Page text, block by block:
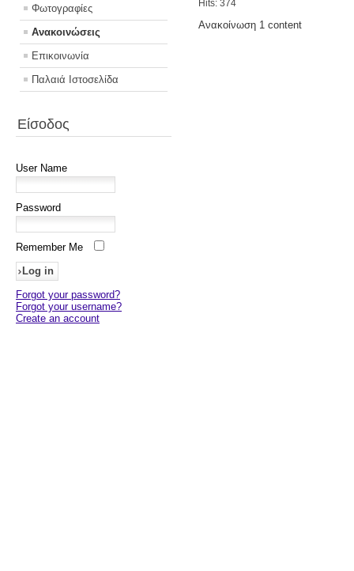
Φωτογραφίες
Ανακοινώσεις
Επικοινωνία
Παλαιά Ιστοσελίδα
Είσοδος
User Name
Password
Remember Me
Forgot your password?
Forgot your username?
Create an account
Hits: 374
Ανακοίνωση 1 content